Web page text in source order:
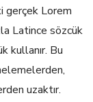
gerçek Lorem
Latince sözcük
kullanır. Bu
uzaktır.